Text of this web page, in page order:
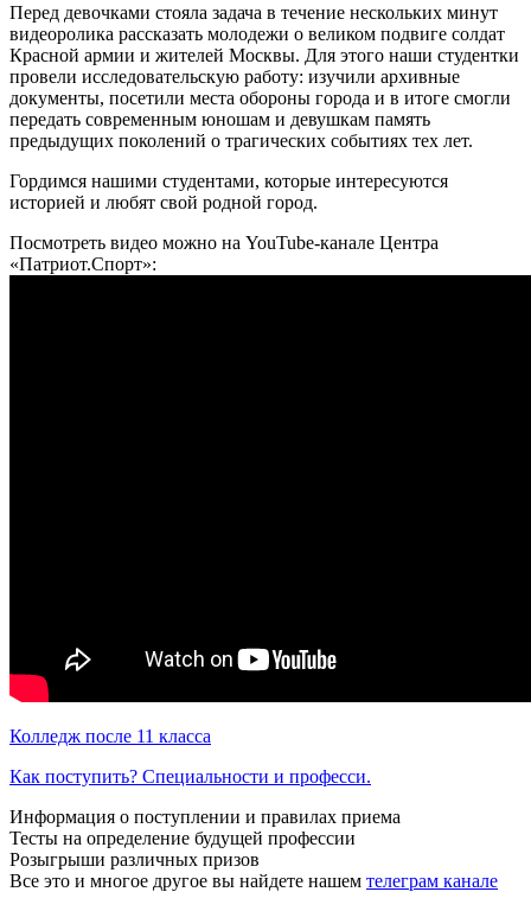
Перед девочками стояла задача в течение нескольких минут
видеоролика рассказать молодежи о великом подвиге солдат
Красной армии и жителей Москвы. Для этого наши студентки
провели исследовательскую работу: изучили архивные
документы, посетили места обороны города и в итоге смогли
передать современным юношам и девушкам память
предыдущих поколений о трагических событиях тех лет.
Гордимся нашими студентами, которые интересуются
историей и любят свой родной город.
Посмотреть видео можно на YouTube-канале Центра
«Патриот.Спорт»:
Колледж после 11 класса
Как поступить? Специальности и професси.
Информация о поступлении и правилах приема
Тесты на определение будущей профессии
Розыгрыши различных призов
Все это и многое другое вы найдете нашем телеграм канале